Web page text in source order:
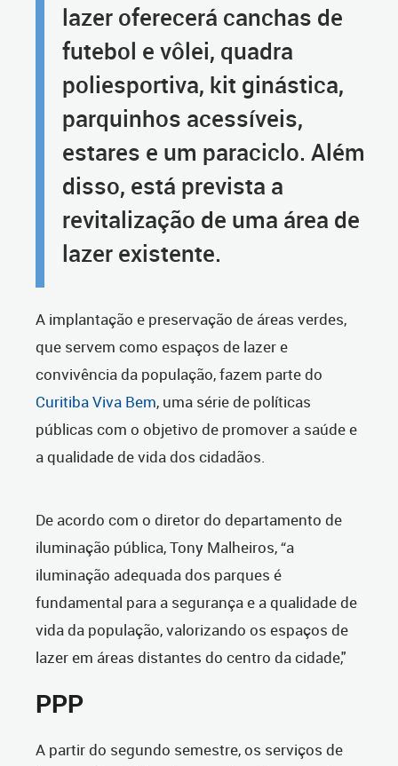
lazer oferecerá canchas de
futebol e vôlei, quadra
poliesportiva, kit ginástica,
parquinhos acessíveis,
estares e um paraciclo. Além
disso, está prevista a
revitalização de uma área de
lazer existente.
A implantação e preservação de áreas verdes,
que servem como espaços de lazer e
convivência da população, fazem parte do
Curitiba Viva Bem, uma série de políticas
públicas com o objetivo de promover a saúde e
a qualidade de vida dos cidadãos.
De acordo com o diretor do departamento de
iluminação pública, Tony Malheiros, “a
iluminação adequada dos parques é
fundamental para a segurança e a qualidade de
vida da população, valorizando os espaços de
lazer em áreas distantes do centro da cidade,"
PPP
A partir do segundo semestre, os serviços de